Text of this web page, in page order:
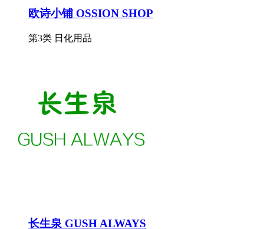
欧诗小铺 OSSION SHOP
第3类 日化用品
长生泉 GUSH ALWAYS